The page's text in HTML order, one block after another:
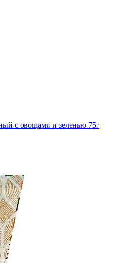
с овощами и зеленью 75г